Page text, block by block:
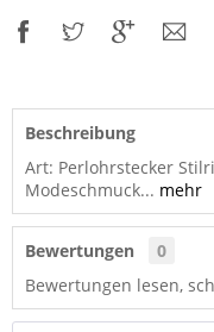
Beschreibung
Art: Perlohrstecker
Modeschmuck... mehr
Bewertungen
0
Bewertungen lesen,